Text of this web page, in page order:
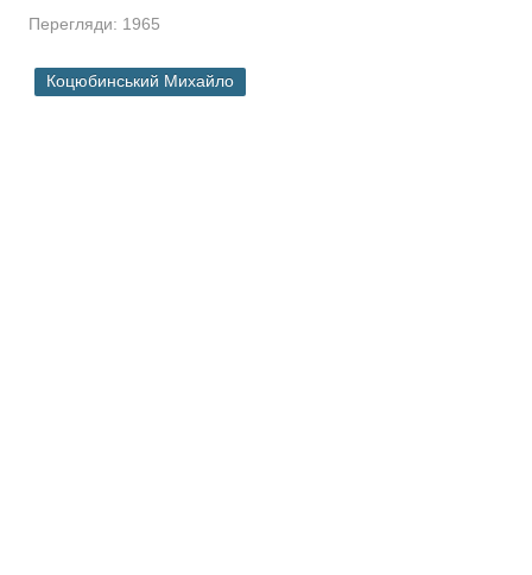
Твори німецькою
БІОГРАФІЇ
Перегляди: 1965
Коцюбинський Михайло